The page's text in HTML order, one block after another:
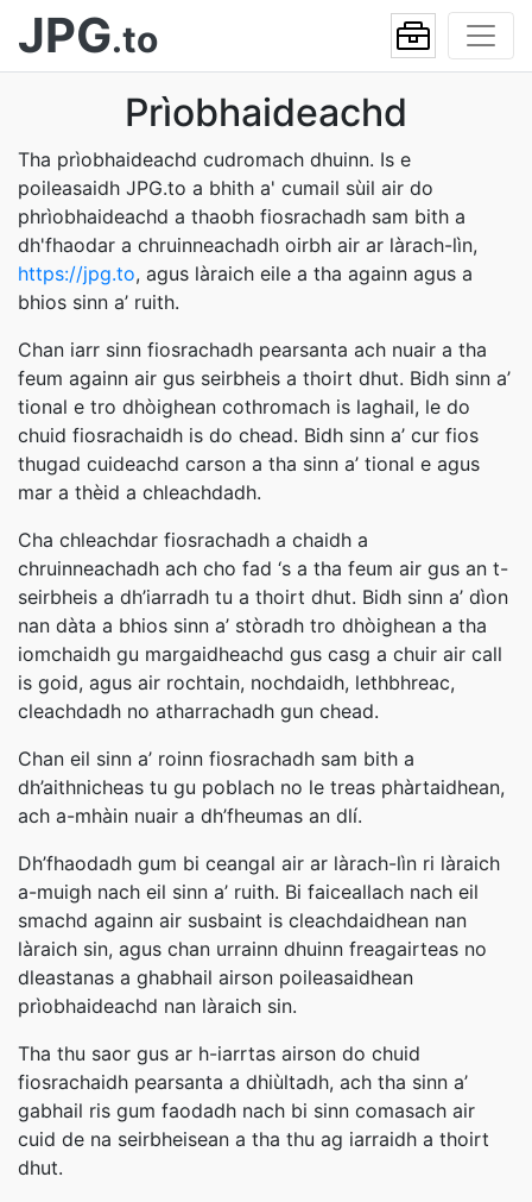
JPG.to
Prìobhaideachd
Tha prìobhaideachd cudromach dhuinn. Is e
poileasaidh JPG.to a bhith a' cumail sùil air do
phrìobhaideachd a thaobh fiosrachadh sam bith a
dh'fhaodar a chruinneachadh oirbh air ar làrach-lìn,
https://jpg.to, agus làraich eile a tha againn agus a
bhios sinn a’ ruith.
Chan iarr sinn fiosrachadh pearsanta ach nuair a tha
feum againn air gus seirbheis a thoirt dhut. Bidh sinn a’
tional e tro dhòighean cothromach is laghail, le do
chuid fiosrachaidh is do chead. Bidh sinn a’ cur fios
thugad cuideachd carson a tha sinn a’ tional e agus
mar a thèid a chleachdadh.
Cha chleachdar fiosrachadh a chaidh a
chruinneachadh ach cho fad ‘s a tha feum air gus an t-
seirbheis a dh’iarradh tu a thoirt dhut. Bidh sinn a’ dìon
nan dàta a bhios sinn a’ stòradh tro dhòighean a tha
iomchaidh gu margaidheachd gus casg a chuir air call
is goid, agus air rochtain, nochdaidh, lethbhreac,
cleachdadh no atharrachadh gun chead.
Chan eil sinn a’ roinn fiosrachadh sam bith a
dh’aithnicheas tu gu poblach no le treas phàrtaidhean,
ach a-mhàin nuair a dh’fheumas an dlí.
Dh’fhaodadh gum bi ceangal air ar làrach-lìn ri làraich
a-muigh nach eil sinn a’ ruith. Bi faiceallach nach eil
smachd againn air susbaint is cleachdaidhean nan
làraich sin, agus chan urrainn dhuinn freagairteas no
dleastanas a ghabhail airson poileasaidhean
prìobhaideachd nan làraich sin.
Tha thu saor gus ar h-iarrtas airson do chuid
fiosrachaidh pearsanta a dhiùltadh, ach tha sinn a’
gabhail ris gum faodadh nach bi sinn comasach air
cuid de na seirbheisean a tha thu ag iarraidh a thoirt
dhut.